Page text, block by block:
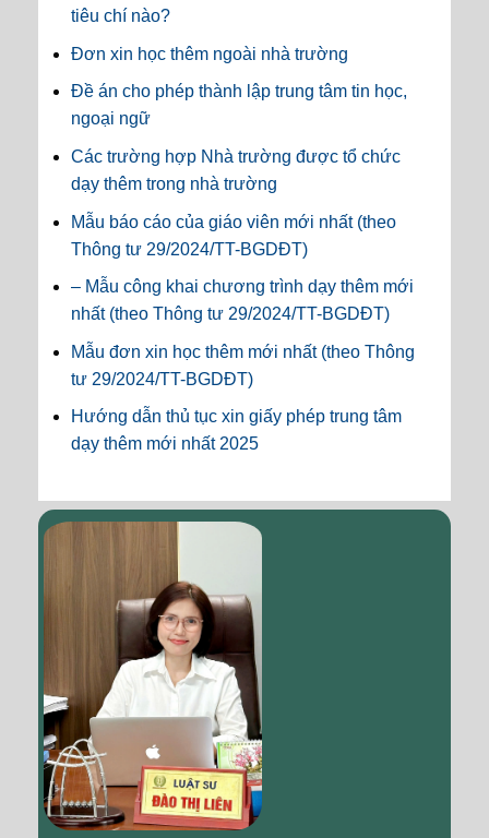
tiêu chí nào?
Đơn xin học thêm ngoài nhà trường
Đề án cho phép thành lập trung tâm tin học,
ngoại ngữ
Các trường hợp Nhà trường được tổ chức
dạy thêm trong nhà trường
Mẫu báo cáo của giáo viên mới nhất (theo
Thông tư 29/2024/TT-BGDĐT)
– Mẫu công khai chương trình dạy thêm mới
nhất (theo Thông tư 29/2024/TT-BGDĐT)
Mẫu đơn xin học thêm mới nhất (theo Thông
tư 29/2024/TT-BGDĐT)
Hướng dẫn thủ tục xin giấy phép trung tâm
dạy thêm mới nhất 2025